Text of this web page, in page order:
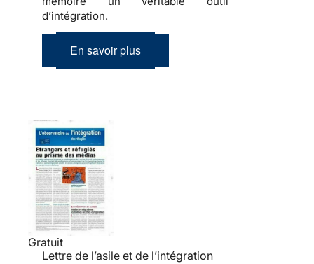
d’intégration.
En savoir plus
Gratuit
Lettre de l’asile et de l’intégration